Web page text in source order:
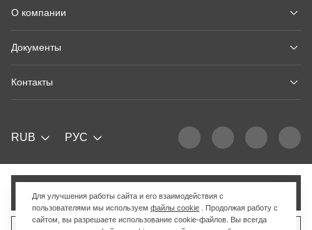
Добавить в корзину
О компании
Документы
Контакты
RUB РУС
Для улучшения работы сайта и его взаимодействия с
пользователями мы используемфайлы cookie . Продолжая работу с
сайтом, вы разрешаете использование cookie-файлов. Вы всегда